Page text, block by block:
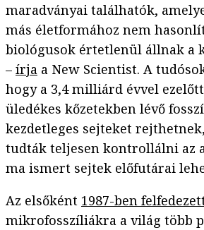
maradványai találhatók,
más életformához nem
biológusok értetlenül állnak a
– írja a New Scientist. A
hogy a 3,4 milliárd évvel
üledékes kőzetekben lévő
kezdetleges sejteket
tudták teljesen kontrollálni az
ma ismert sejtek előfutárai
Az elsőként 1987-ben
mikrofosszíliákra a világ több